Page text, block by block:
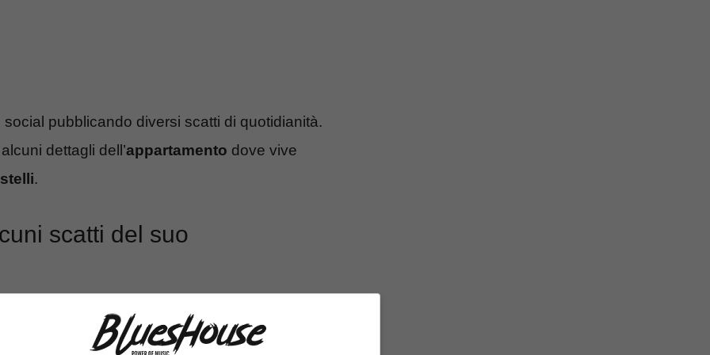
pubblicando diversi scatti di quotidianità.
dettagli dell’appartamento dove vive
.
scatti del suo